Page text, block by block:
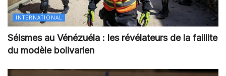
INTERNATIONAL
Séismes au Vénézuéla : les révélateurs de la faillite
du modèle bolivarien